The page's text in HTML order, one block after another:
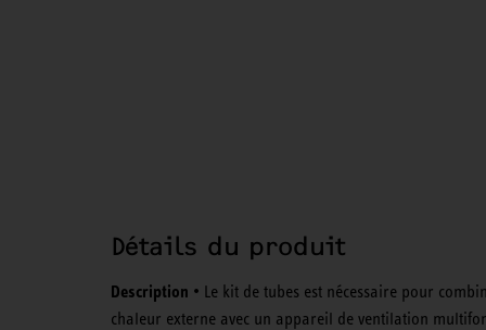
Détails du produit
Description • Le kit de tubes est nécessaire pour
chaleur externe avec un appareil de ventilation